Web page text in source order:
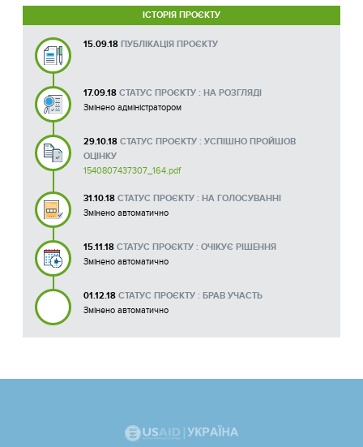
ІСТОРІЯ ПРОЄКТУ
15.09.18 ПУБЛІКАЦІЯ ПРОЄКТУ
17.09.18 СТАТУС ПРОЄКТУ : НА РОЗГЛЯДІ
Змінено адміністратором
29.10.18 СТАТУС ПРОЄКТУ : УСПІШНО ПРОЙШОВ
ОЦІНКУ
1540807437307_164.pdf
31.10.18 СТАТУС ПРОЄКТУ : НА ГОЛОСУВАННІ
Змінено автоматично
15.11.18 СТАТУС ПРОЄКТУ : ОЧІКУЄ РІШЕННЯ
Змінено автоматично
01.12.18 СТАТУС ПРОЄКТУ : БРАВ УЧАСТЬ
Змінено автоматично